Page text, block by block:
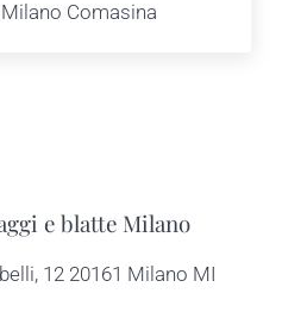
Comasina
e blatte Milano
12 20161 Milano MI